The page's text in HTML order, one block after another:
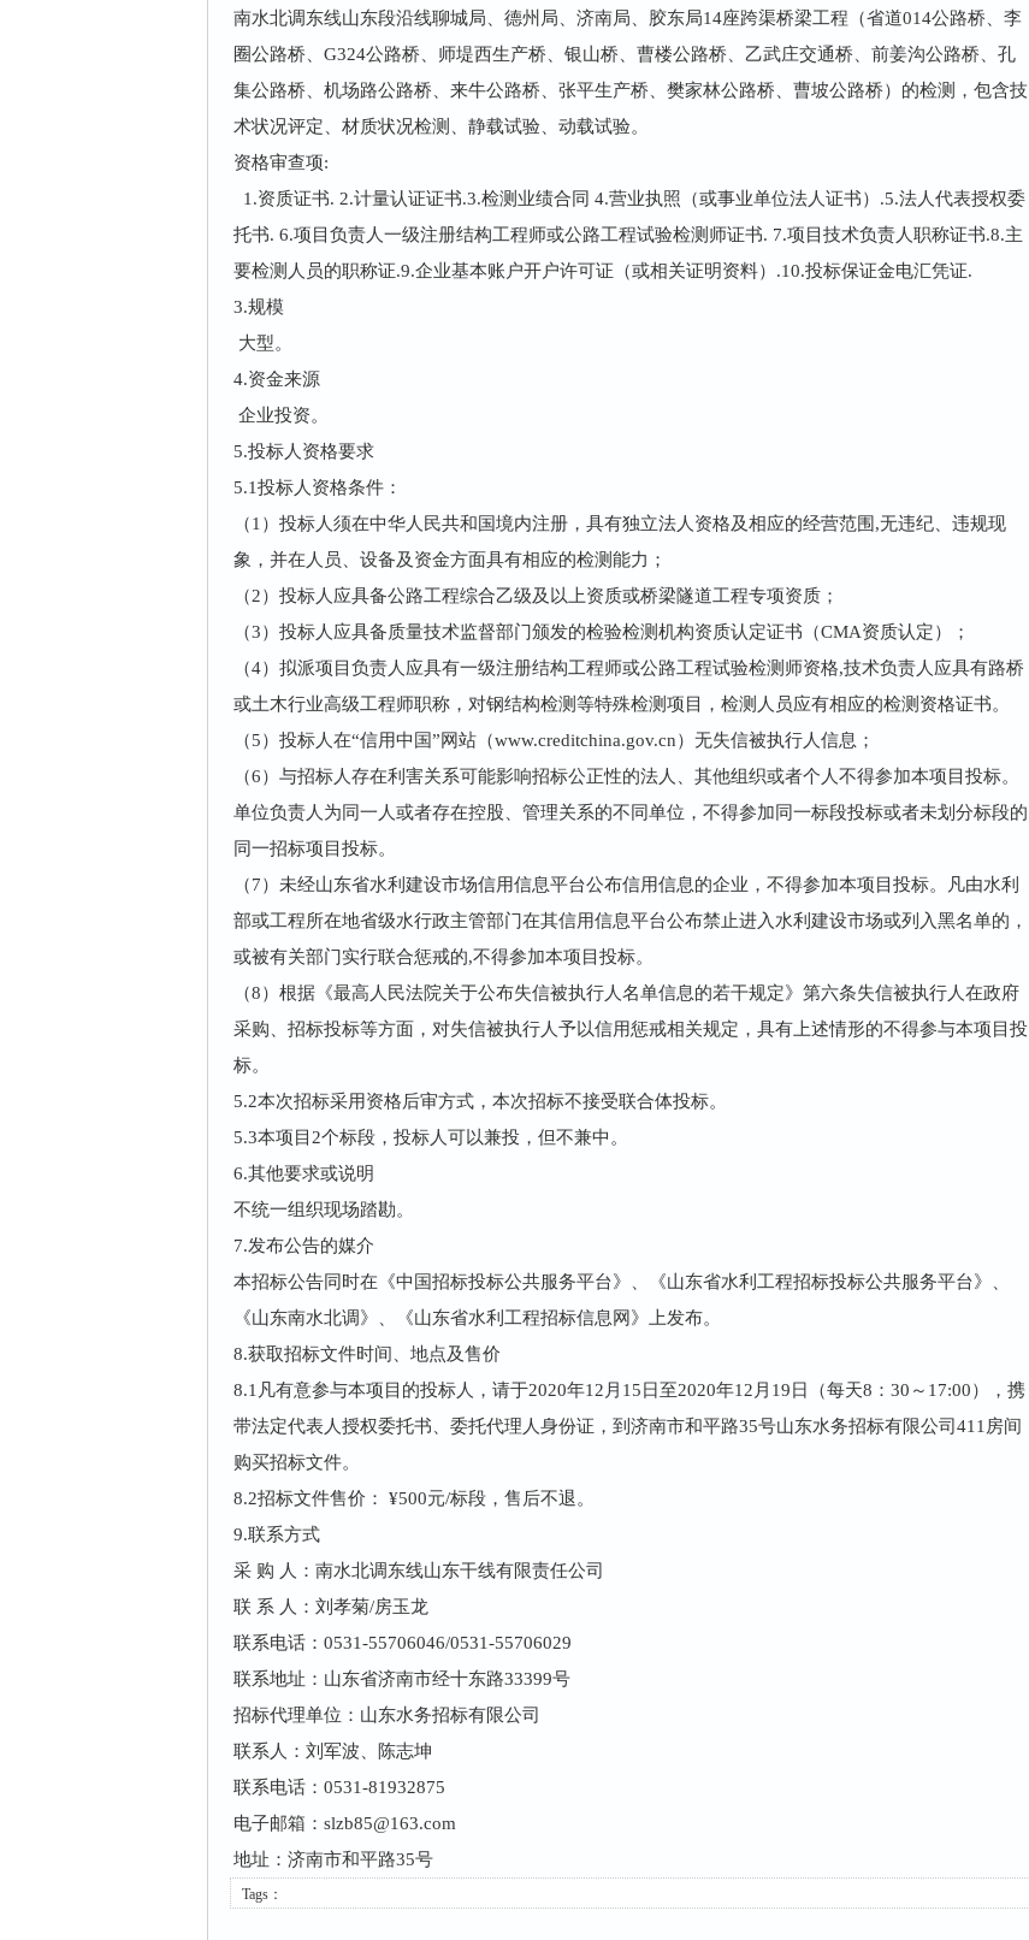
南水北调东线山东段沿线聊城局、德州局、济南局、胶东局14座跨渠桥梁工程（省道014公路桥、李
圈公路桥、G324公路桥、师堤西生产桥、银山桥、曹楼公路桥、乙武庄交通桥、前姜沟公路桥、孔
集公路桥、机场路公路桥、来牛公路桥、张平生产桥、樊家林公路桥、曹坡公路桥）的检测，包含技
术状况评定、材质状况检测、静载试验、动载试验。
资格审查项:
1.资质证书. 2.计量认证证书.3.检测业绩合同 4.营业执照（或事业单位法人证书）.5.法人代表授权委
托书. 6.项目负责人一级注册结构工程师或公路工程试验检测师证书. 7.项目技术负责人职称证书.8.主
要检测人员的职称证.9.企业基本账户开户许可证（或相关证明资料）.10.投标保证金电汇凭证.
3.规模
大型。
4.资金来源
企业投资。
5.投标人资格要求
5.1投标人资格条件：
（1）投标人须在中华人民共和国境内注册，具有独立法人资格及相应的经营范围,无违纪、违规现
象，并在人员、设备及资金方面具有相应的检测能力；
（2）投标人应具备公路工程综合乙级及以上资质或桥梁隧道工程专项资质；
（3）投标人应具备质量技术监督部门颁发的检验检测机构资质认定证书（CMA资质认定）；
（4）拟派项目负责人应具有一级注册结构工程师或公路工程试验检测师资格,技术负责人应具有路桥
或土木行业高级工程师职称，对钢结构检测等特殊检测项目，检测人员应有相应的检测资格证书。
（5）投标人在“信用中国”网站（www.creditchina.gov.cn）无失信被执行人信息；
（6）与招标人存在利害关系可能影响招标公正性的法人、其他组织或者个人不得参加本项目投标。
单位负责人为同一人或者存在控股、管理关系的不同单位，不得参加同一标段投标或者未划分标段的
同一招标项目投标。
（7）未经山东省水利建设市场信用信息平台公布信用信息的企业，不得参加本项目投标。凡由水利
部或工程所在地省级水行政主管部门在其信用信息平台公布禁止进入水利建设市场或列入黑名单的，
或被有关部门实行联合惩戒的,不得参加本项目投标。
（8）根据《最高人民法院关于公布失信被执行人名单信息的若干规定》第六条失信被执行人在政府
采购、招标投标等方面，对失信被执行人予以信用惩戒相关规定，具有上述情形的不得参与本项目投
标。
5.2本次招标采用资格后审方式，本次招标不接受联合体投标。
5.3本项目2个标段，投标人可以兼投，但不兼中。
6.其他要求或说明
不统一组织现场踏勘。
7.发布公告的媒介
本招标公告同时在《中国招标投标公共服务平台》、《山东省水利工程招标投标公共服务平台》、
《山东南水北调》、《山东省水利工程招标信息网》上发布。
8.获取招标文件时间、地点及售价
8.1凡有意参与本项目的投标人，请于2020年12月15日至2020年12月19日（每天8：30～17:00），携
带法定代表人授权委托书、委托代理人身份证，到济南市和平路35号山东水务招标有限公司411房间
购买招标文件。
8.2招标文件售价： ¥500元/标段，售后不退。
9.联系方式
采 购 人：南水北调东线山东干线有限责任公司
联 系 人：刘孝菊/房玉龙
联系电话：0531-55706046/0531-55706029
联系地址：山东省济南市经十东路33399号
招标代理单位：山东水务招标有限公司
联系人：刘军波、陈志坤
联系电话：0531-81932875
电子邮箱：slzb85@163.com
地址：济南市和平路35号
Tags：